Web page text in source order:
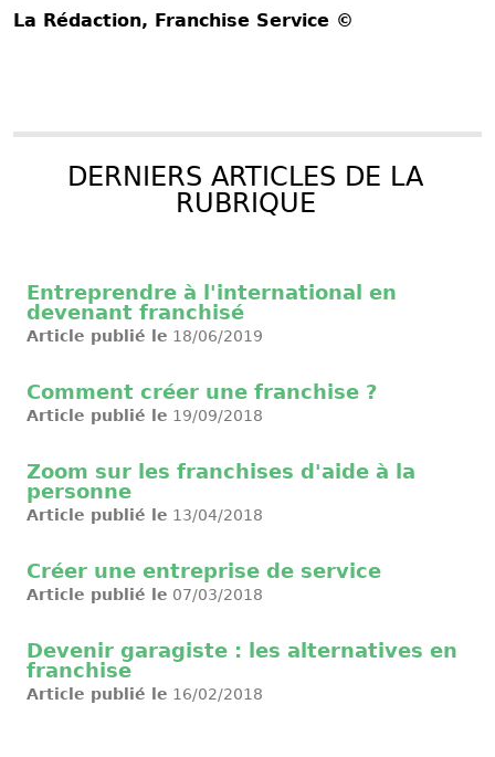
La Rédaction, Franchise Service ©
DERNIERS ARTICLES DE LA
RUBRIQUE
Entreprendre à l'international en
devenant franchisé
Article publié le 18/06/2019
Comment créer une franchise ?
Article publié le 19/09/2018
Zoom sur les franchises d'aide à la
personne
Article publié le 13/04/2018
Créer une entreprise de service
Article publié le 07/03/2018
Devenir garagiste : les alternatives en
franchise
Article publié le 16/02/2018